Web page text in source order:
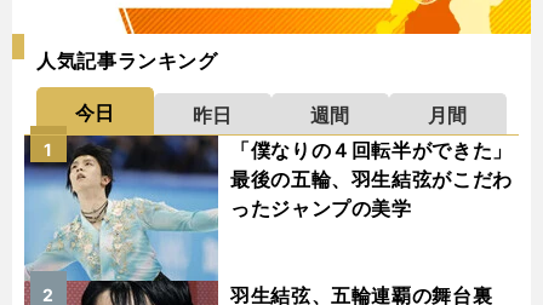
人気記事ランキング
今日 昨日 週間
月間
「僕なりの４回転半ができた」
最後の五輪、羽生結弦がこだわ
ったジャンプの美学
1
羽生結弦、五輪連覇の舞台裏
2